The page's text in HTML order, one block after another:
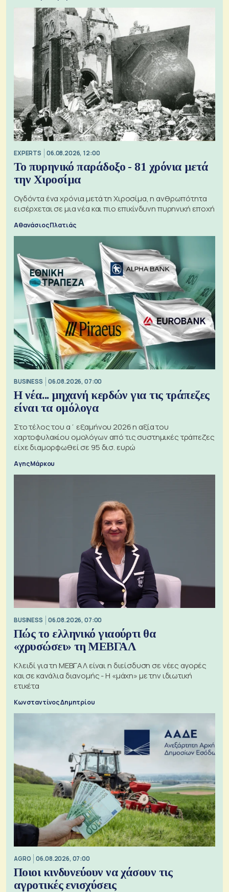
EXPERTS 06.08.2026, 12:00
Το πυρηνικό παράδοξο - 81 χρόνια μετά
την Χιροσίμα
Ογδόντα ένα χρόνια μετά τη Χιροσίμα, η ανθρωπότητα
εισέρχεται σε μια νέα και πιο επικίνδυνη πυρηνική εποχή
Αθανάσιος Πλατιάς
BUSINESS 06.08.2026, 07:00
Η νέα... μηχανή κερδών για τις τράπεζες
είναι τα ομόλογα
Στο τέλος του α΄ εξαμήνου 2026 η αξία του
χαρτοφυλακίου ομολόγων από τις συστημικές τράπεζες
είχε διαμορφωθεί σε 95 δισ. ευρώ
Αγης Μάρκου
BUSINESS 06.08.2026, 07:00
Πώς το ελληνικό γιαούρτι θα
«χρυσώσει» τη ΜΕΒΓΑΛ
Κλειδί για τη ΜΕΒΓΑΛ είναι η διείσδυση σε νέες αγορές
και σε κανάλια διανομής - Η «μάχη» με την ιδιωτική
ετικέτα
Κωνσταντίνος Δημητρίου
AGRO 06.08.2026, 07:00
Ποιοι κινδυνεύουν να χάσουν τις
αγροτικές ενισχύσεις